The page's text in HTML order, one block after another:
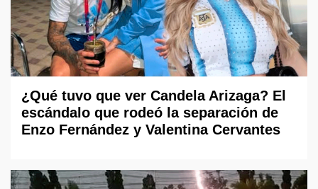
¿Qué tuvo que ver Candela Arizaga? El
escándalo que rodeó la separación de
Enzo Fernández y Valentina Cervantes